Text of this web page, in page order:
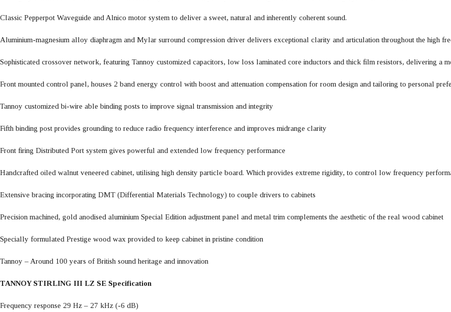
Classic Pepperpot Waveguide and Alnico motor system to deliver a sweet, natural and inherently coherent sound.
Aluminium-magnesium alloy diaphragm and Mylar surround compression driver delivers exceptional clarity and articulation throughout the high
Sophisticated crossover network, featuring Tannoy customized capacitors, low loss laminated core inductors and thick film resistors, delivering a
Front mounted control panel, houses 2 band energy control with boost and attenuation compensation for room design and tailoring to personal
Tannoy customized bi-wire able binding posts to improve signal transmission and integrity
Fifth binding post provides grounding to reduce radio frequency interference and improves midrange clarity
Front firing Distributed Port system gives powerful and extended low frequency performance
Handcrafted oiled walnut veneered cabinet, utilising high density particle board. Which provides extreme rigidity, to control low frequency
Extensive bracing incorporating DMT (Differential Materials Technology) to couple drivers to cabinets
Precision machined, gold anodised aluminium Special Edition adjustment panel and metal trim complements the aesthetic of the real wood cabinet
Specially formulated Prestige wood wax provided to keep cabinet in pristine condition
Tannoy – Around 100 years of British sound heritage and innovation
TANNOY STIRLING III LZ SE Specification
Frequency response 29 Hz – 27 kHz (-6 dB)